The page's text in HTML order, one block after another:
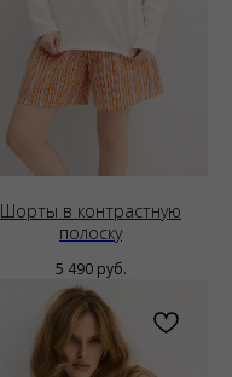
Шорты в контрастную
полоску
5 490 руб.